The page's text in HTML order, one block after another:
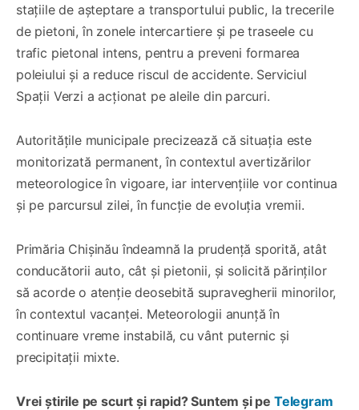
stațiile de așteptare a transportului public, la trecerile
de pietoni, în zonele intercartiere și pe traseele cu
trafic pietonal intens, pentru a preveni formarea
poleiului și a reduce riscul de accidente. Serviciul
Spații Verzi a acționat pe aleile din parcuri.
Autoritățile municipale precizează că situația este
monitorizată permanent, în contextul avertizărilor
meteorologice în vigoare, iar intervențiile vor continua
și pe parcursul zilei, în funcție de evoluția vremii.
Primăria Chișinău îndeamnă la prudență sporită, atât
conducătorii auto, cât și pietonii, și solicită părinților
să acorde o atenție deosebită supravegherii minorilor,
în contextul vacanței. Meteorologii anunță în
continuare vreme instabilă, cu vânt puternic și
precipitații mixte.
Vrei știrile pe scurt și rapid? Suntem și pe Telegram